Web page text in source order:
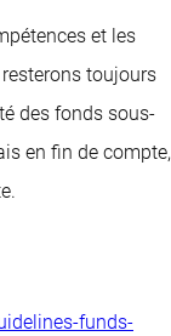
et les
toujours
des fonds sous-
en fin de compte,
funds-